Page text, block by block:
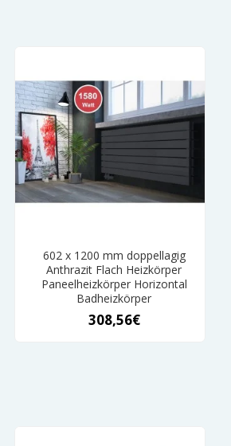
602 x 1200 mm doppellagig
Anthrazit Flach Heizkörper
Paneelheizkörper Horizontal
Badheizkörper
308,56€